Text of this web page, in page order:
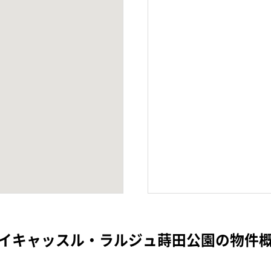
キャッスル・ラルジュ蒔田公園の物件